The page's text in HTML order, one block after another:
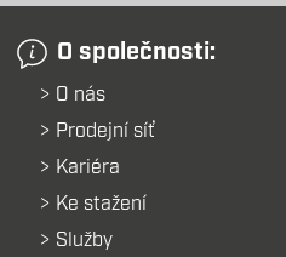
O společnosti:
O nás
Prodejní síť
Kariéra
Ke stažení
Služby